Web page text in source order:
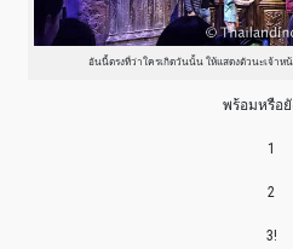
อันนี้ตรงที่ว่าใครเกิดวันนั้น ให้แสดงตัวนะเจ้าห
พร้อมหรือยั
1
2
3!